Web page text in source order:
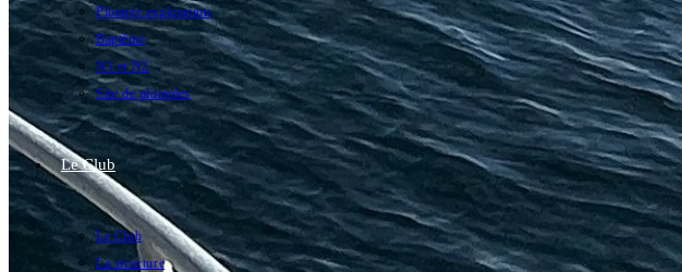
Plongée exploration
Baptême
N1 et N2
Site de plongées
Le Club
Le Club
La structure